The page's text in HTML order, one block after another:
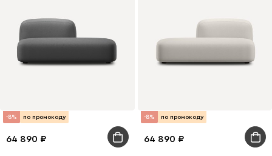
-8% по промокоду
64 890
-8% по промокоду
64 890